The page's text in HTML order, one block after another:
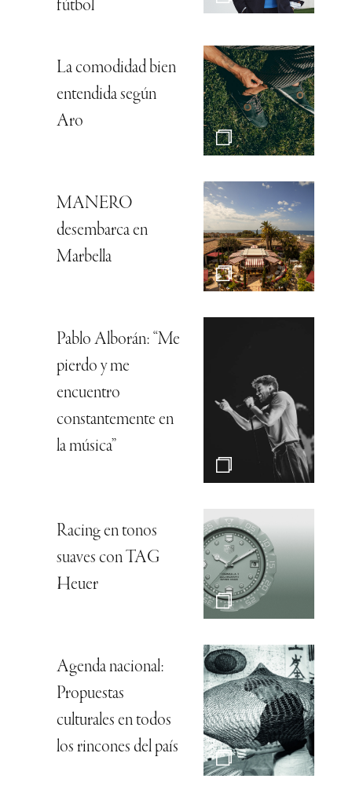
fútbol
La comodidad bien
entendida según
Aro
MANERO
desembarca en
Marbella
Pablo Alborán: “Me
pierdo y me
encuentro
constantemente en
la música”
Racing en tonos
suaves con TAG
Heuer
Agenda nacional:
Propuestas
culturales en todos
los rincones del país